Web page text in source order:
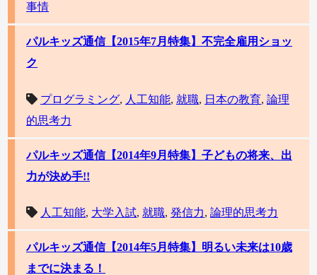
事情
パルキッズ通信【2015年7月特集】不完全雇用ショッ
ク
プログラミング, 人工知能, 就職, 日本の教育, 論理
的思考力
パルキッズ通信【2014年9月特集】子どもの将来、出
力が決め手!!
人工知能, 大学入試, 就職, 発信力, 論理的思考力
パルキッズ通信【2014年5月特集】明るい未来は10歳
までに決まる！